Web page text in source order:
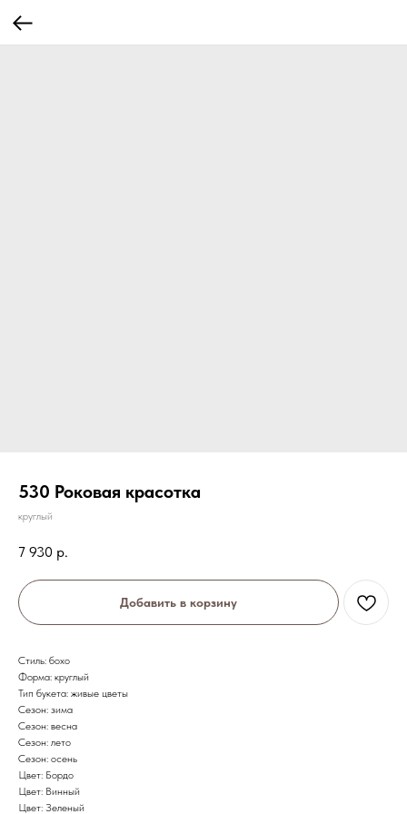
530 Роковая красотка
круглый
7 930 р.
Добавить в корзину
Стиль: бохо
Форма: круглый
Тип букета: живые цветы
Сезон: зима
Сезон: весна
Сезон: лето
Сезон: осень
Цвет: Бордо
Цвет: Винный
Цвет: Зеленый